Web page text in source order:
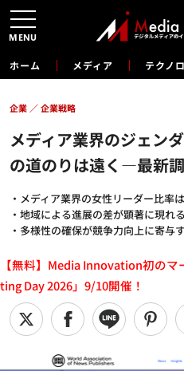
ホーム メディア テクノ
メディア業界のジェン
の道のりは遠く―最新
・メディア業界の女性リーダー比率
・地域による進展の差が顕著に現れる
・多様性の確保が競争力向上に寄与
企業 企業戦略
【無料】Media Innovation初の
ting Day 2026」9/10開催！
MENU